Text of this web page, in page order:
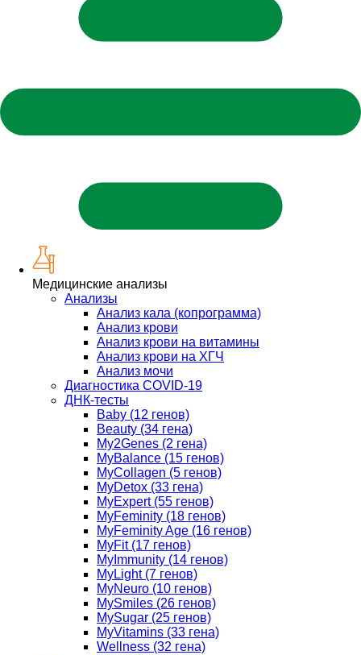
Медицинские анализы
Анализы
Анализ кала (копрограмма)
Анализ крови
Анализ крови на витамины
Анализ крови на ХГЧ
Анализ мочи
Диагностика COVID-19
ДНК-тесты
Baby (12 генов)
Beauty (34 гена)
My2Genes (2 гена)
MyBalance (15 генов)
MyCollagen (5 генов)
MyDetox (33 гена)
MyExpert (55 генов)
MyFeminity (18 генов)
MyFeminity Age (16 генов)
MyFit (17 генов)
MyImmunity (14 генов)
MyLight (7 генов)
MyNeuro (10 генов)
MySmiles (26 генов)
MySugar (25 генов)
MyVitamins (33 гена)
Wellness (32 гена)